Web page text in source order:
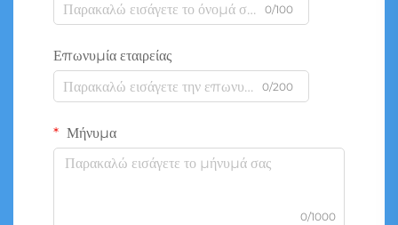
0/100
Επωνυμία εταιρείας
0/200
Μήνυμα
0/1000